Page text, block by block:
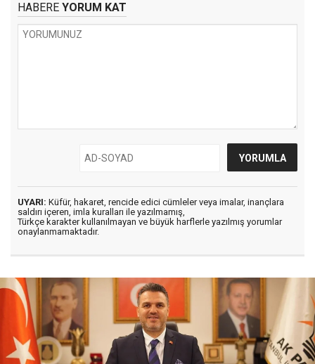
HABERE YORUM KAT
UYARI: Küfür, hakaret, rencide edici cümleler veya imalar, inançlara
saldırı içeren, imla kuralları ile yazılmamış,
Türkçe karakter kullanılmayan ve büyük harflerle yazılmış yorumlar
onaylanmamaktadır.